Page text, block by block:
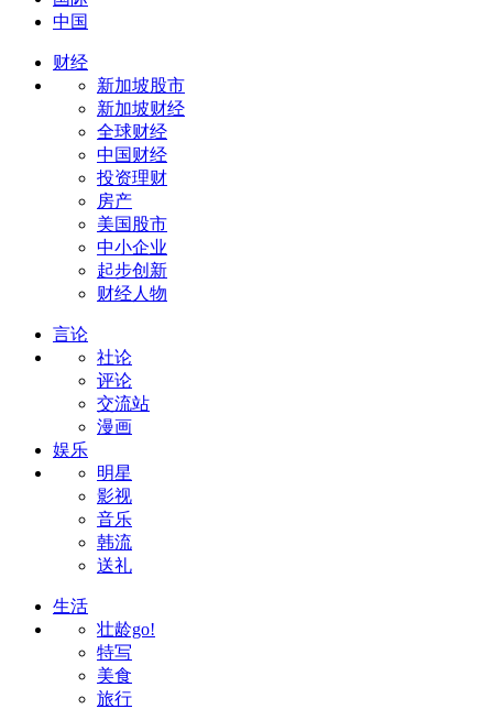
中国
财经
新加坡股市
新加坡财经
全球财经
中国财经
投资理财
房产
美国股市
中小企业
起步创新
财经人物
言论
社论
评论
交流站
漫画
娱乐
明星
影视
音乐
韩流
送礼
生活
壮龄go!
特写
美食
旅行